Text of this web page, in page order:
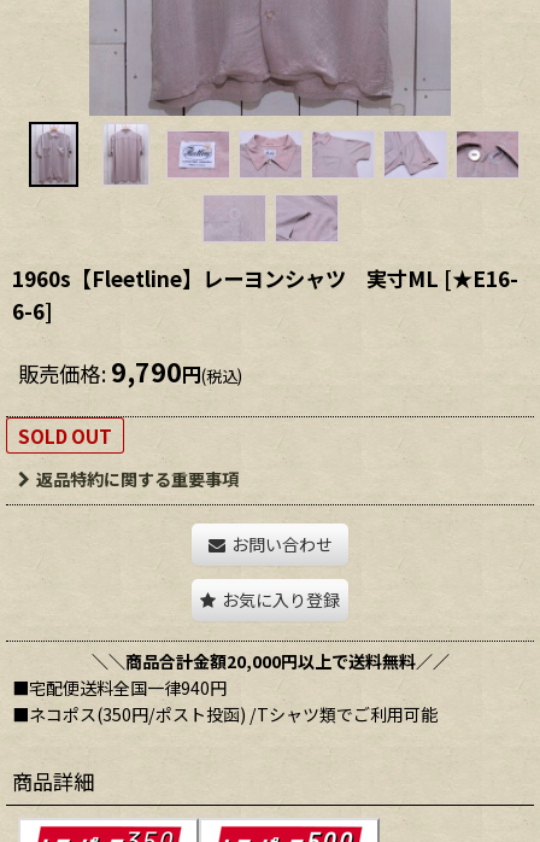
1960s【Fleetline】レーヨンシャツ 実寸ML [★E16-
6-6]
販売価格: 9,790円(税込)
SOLD OUT
返品特約に関する重要事項
お問い合わせ
お気に入り登録
＼＼商品合計金額20,000円以上で送料無料／／
■宅配便送料全国一律940円
■ネコポス(350円/ポスト投函) /Tシャツ類でご利用可能
商品詳細